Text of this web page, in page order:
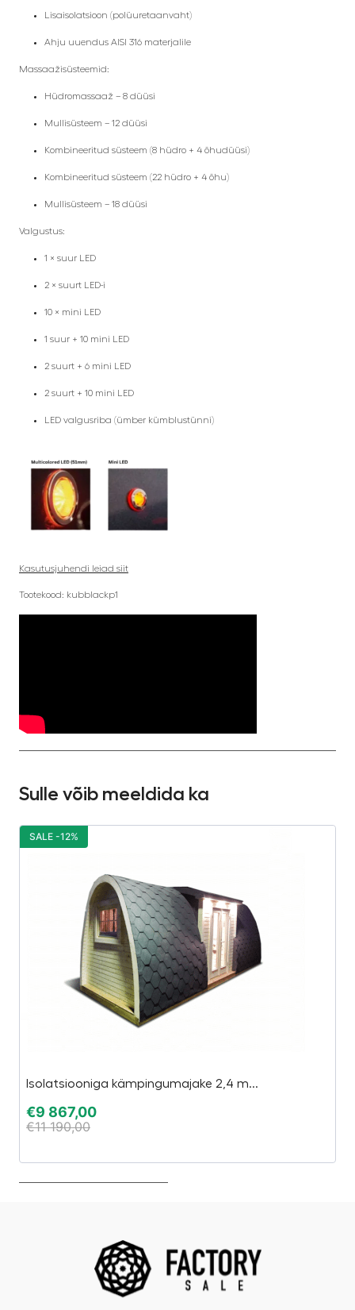
Lisaisolatsioon (polüuretaanvaht)
Ahju uuendus AISI 316 materjalile
Massaažisüsteemid:
Hüdromassaaž – 8 düüsi
Mullisüsteem – 12 düüsi
Kombineeritud süsteem (8 hüdro + 4 õhudüüsi)
Kombineeritud süsteem (22 hüdro + 4 õhu)
Mullisüsteem – 18 düüsi
Valgustus:
1 × suur LED
2 × suurt LED-i
10 × mini LED
1 suur + 10 mini LED
2 suurt + 6 mini LED
2 suurt + 10 mini LED
LED valgusriba (ümber kümblustünni)
Kasutusjuhendi leiad siit
Tootekood: kubblackp1
Sulle võib meeldida ka
Isolatsiooniga kämpingumajake 2,4 m...
€9 867,00
€11 190,00
SALE -12%